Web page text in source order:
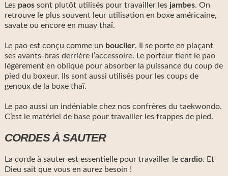
Les paossont plutôt utilisés pour travailler les jambes. On
retrouve le plus souvent leur utilisation en boxe américaine,
savate ou encore en muay thaï.
Le pao est conçu comme un bouclier. Il se porte en plaçant
ses avants-bras derrière l’accessoire. Le porteur tient le pao
légèrement en oblique pour absorber la puissance du coup de
pied du boxeur. Ils sont aussi utilisés pour les coups de
genoux de la boxe thaï.
Le pao aussi un indéniable chez nos confrères du taekwondo.
C’est le matériel de base pour travailler les frappes de pied.
CORDES À SAUTER
La corde à sauter est essentielle pour travailler le cardio. Et
Dieu sait que vous en aurez besoin !